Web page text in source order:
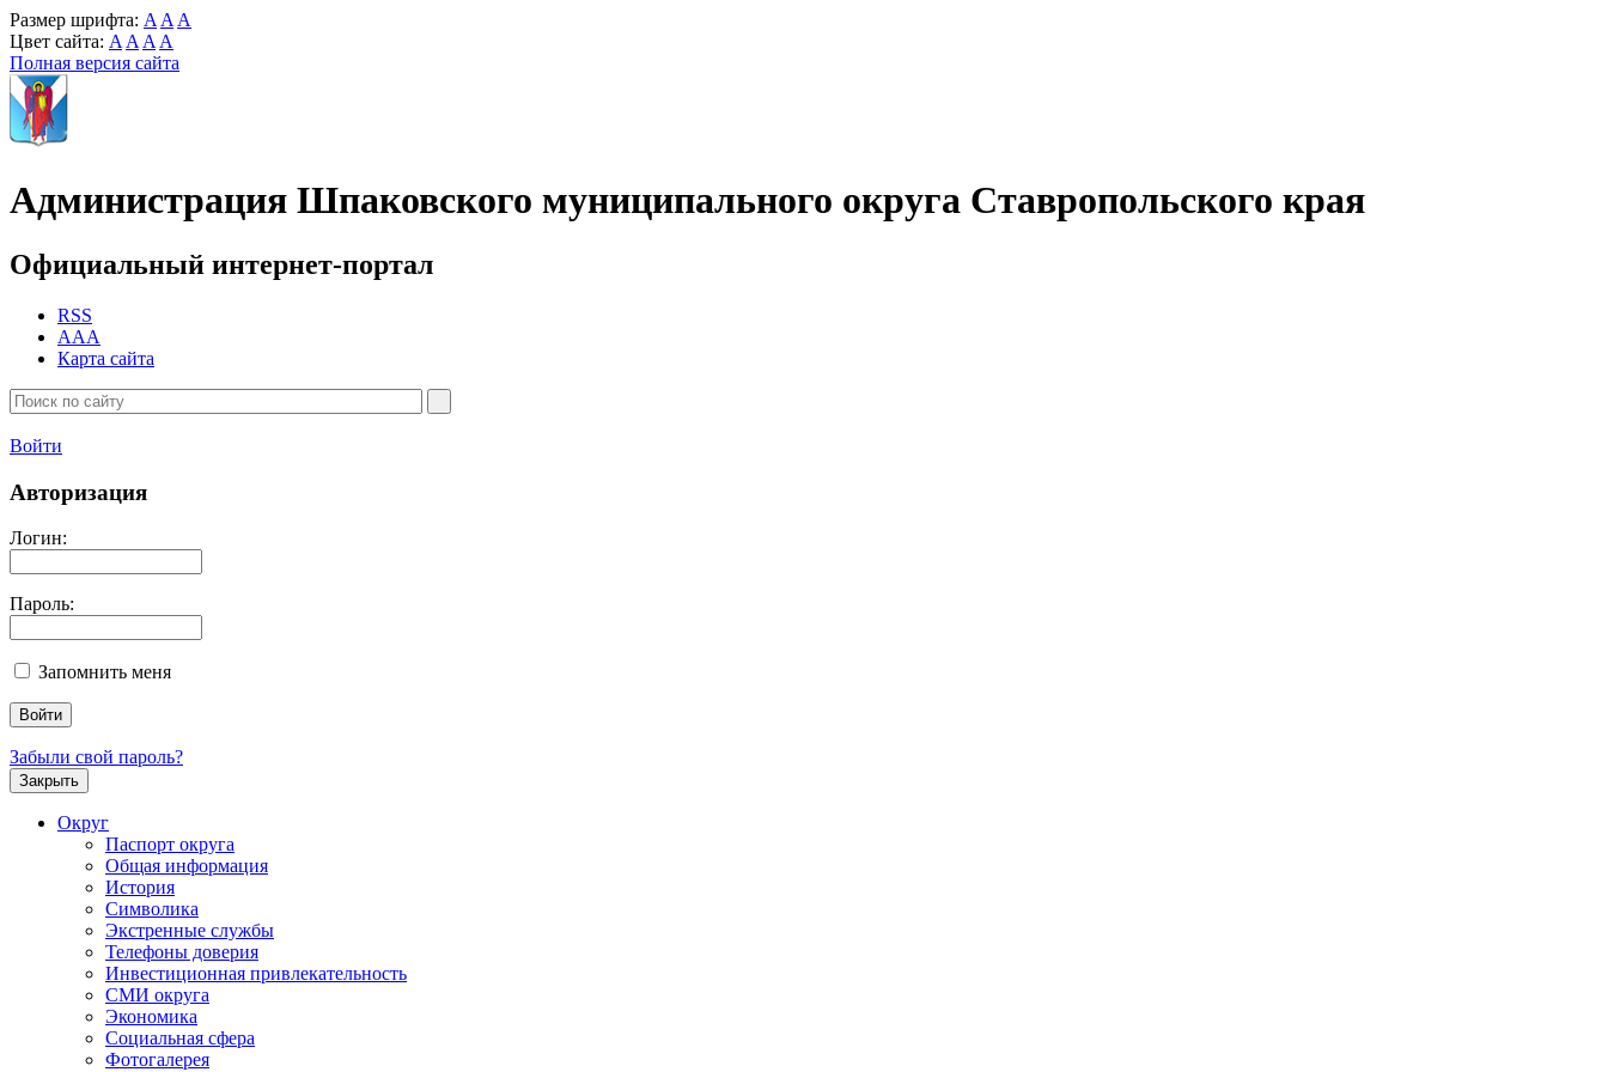
Размер шрифта: A A A
Цвет сайта: A A A A
Полная версия сайта
Администрация Шпаковского муниципального округа Ставропольского края
Официальный интернет-портал
RSS
AAA
Карта сайта
Войти
Авторизация
Логин:
Пароль:
Запомнить меня
Забыли свой пароль?
Закрыть
Округ
Паспорт округа
Общая информация
История
Символика
Экстренные службы
Телефоны доверия
Инвестиционная привлекательность
СМИ округа
Экономика
Социальная сфера
Фотогалерея